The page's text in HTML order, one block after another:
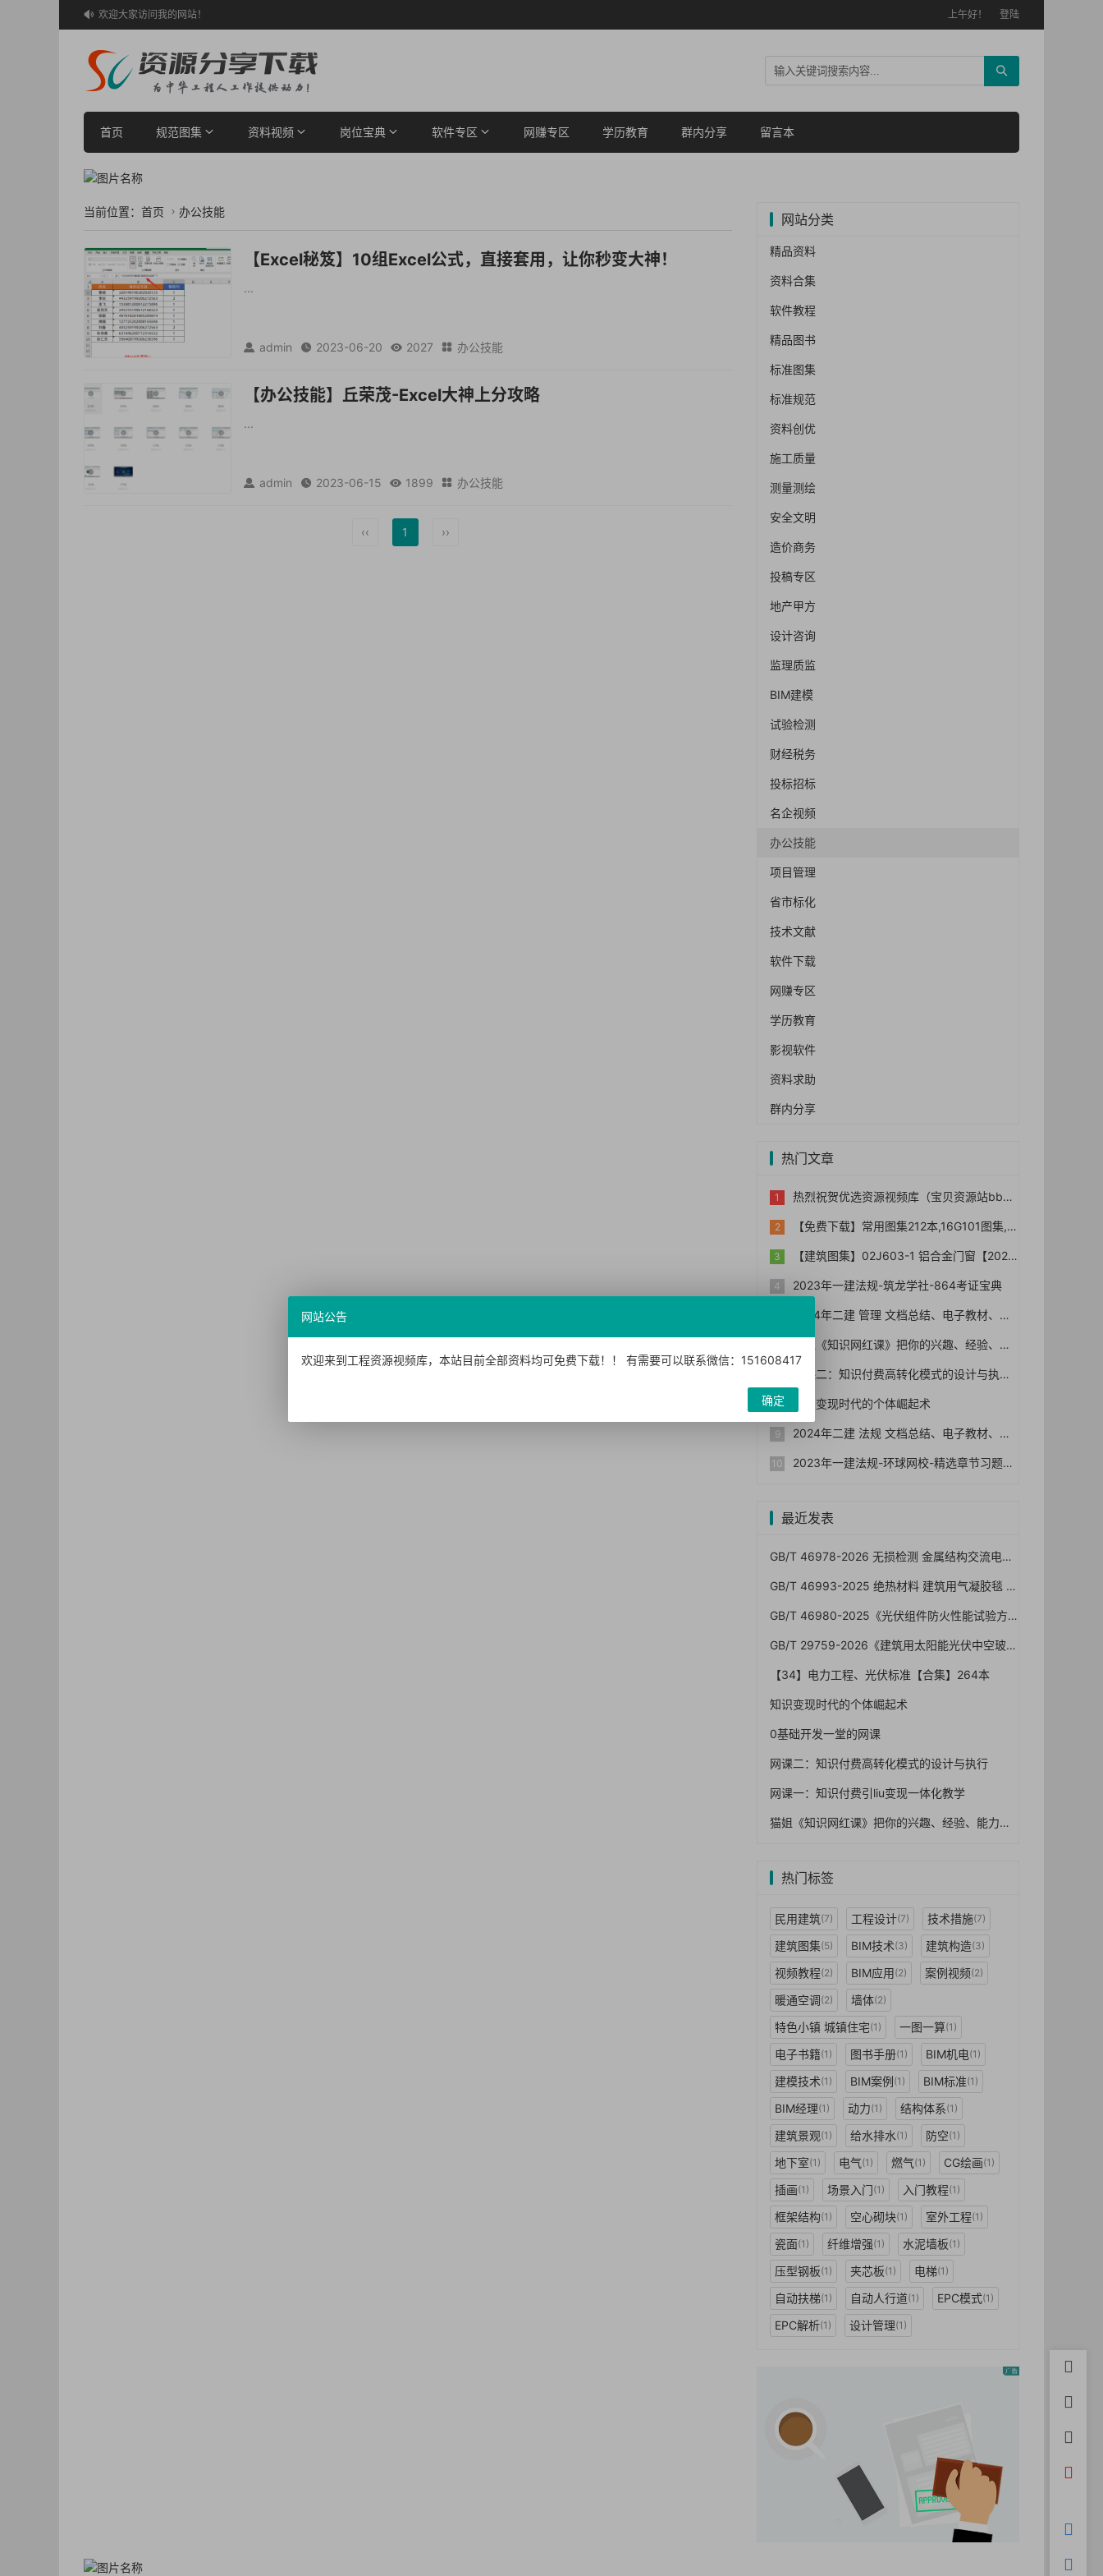
 欢迎大家访问我的网站！ 上午好！ 登陆
首页 规范图集 资料视频 岗位宝典 软件专区 网赚专区 学历教育 群内分享 留言本
当前位置： 首页  办公技能
【Excel秘笈】10组Excel公式，直接套用，让你秒变大神！
...
 admin  2023-06-20  2027  办公技能
【办公技能】丘荣茂-Excel大神上分攻略
...
 admin  2023-06-15  1899  办公技能
‹‹ 1 ››
网站分类
精品资料
资料合集
软件教程
精品图书
标准图集
标准规范
资料创优
施工质量
测量测绘
安全文明
造价商务
投稿专区
地产甲方
设计咨询
监理质监
BIM建模
试验检测
财经税务
投标招标
名企视频
办公技能
项目管理
省市标化
技术文献
软件下载
网赚专区
学历教育
影视软件
资料求助
群内分享
热门文章
热烈祝贺优选资源视频库（宝贝资源站bb006）网站正式上线！！
【免费下载】常用图集212本,16G101图集,水电安装图集-254本【01-0014】
【建筑图集】02J603-1 铝合金门窗【2023国标建筑专业图集大全】
2023年一建法规-筑龙学社-864考证宝典
2024年二建 管理 文档总结、电子教材、历年真题
猫姐《知识网红课》把你的兴趣、经验、能力变成钱
网课二：知识付费高转化模式的设计与执行
知识变现时代的个体崛起术
2024年二建 法规 文档总结、电子教材、历年真题
2023年一建法规-环球网校-精选章节习题集+真题+模拟
最近发表
GB/T 46978-2026 无损检测 金属结构交流电磁场检测方法（一文读懂）
GB/T 46993-2025 绝热材料 建筑用气凝胶毯 规范，2026年7月1日已实施！免费下载
GB/T 46980-2025《光伏组件防火性能试验方法》2027年1月1日实施：屋顶光伏防火怎么验、A/B/C级怎么卡
GB/T 29759-2026《建筑用太阳能光伏中空玻璃》12月1日实施：BIPV发电安全红线与验收怎么卡
【34】电力工程、光伏标准【合集】264本
知识变现时代的个体崛起术
0基础开发一堂的网课
网课二：知识付费高转化模式的设计与执行
网课一：知识付费引liu变现一体化教学
猫姐《知识网红课》把你的兴趣、经验、能力变成钱
热门标签
民用建筑(7) 工程设计(7) 技术措施(7)
建筑图集(5) BIM技术(3) 建筑构造(3)
视频教程(2) BIM应用(2) 案例视频(2)
暖通空调(2) 墙体(2)
特色小镇 城镇住宅(1) 一图一算(1)
电子书籍(1) 图书手册(1) BIM机电(1)
建模技术(1) BIM案例(1) BIM标准(1)
BIM经理(1) 动力(1) 结构体系(1)
建筑景观(1) 给水排水(1) 防空(1)
地下室(1) 电气(1) 燃气(1) CG绘画(1)
插画(1) 场景入门(1) 入门教程(1)
框架结构(1) 空心砌块(1) 室外工程(1)
瓷面(1) 纤维增强(1) 水泥墙板(1)
压型钢板(1) 夹芯板(1) 电梯(1)
自动扶梯(1) 自动人行道(1) EPC模式(1)
EPC解析(1) 设计管理(1)
网站公告
欢迎来到工程资源视频库，本站目前全部资料均可免费下载！！ 有需要可以联系微信：151608417
确定